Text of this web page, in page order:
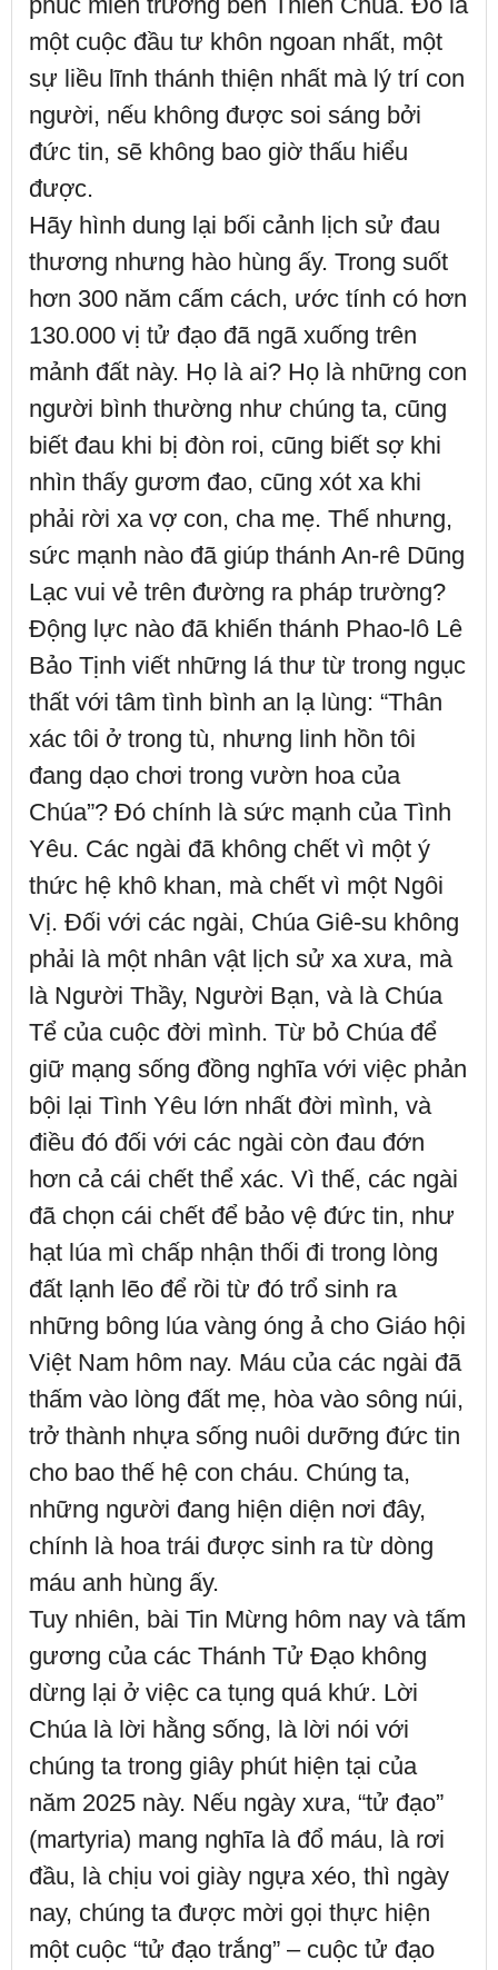
một cuộc đầu tư khôn ngoan nhất, một
sự liều lĩnh thánh thiện nhất mà lý trí con
người, nếu không được soi sáng bởi
đức tin, sẽ không bao giờ thấu hiểu
được.
Hãy hình dung lại bối cảnh lịch sử đau
thương nhưng hào hùng ấy. Trong suốt
hơn 300 năm cấm cách, ước tính có hơn
130.000 vị tử đạo đã ngã xuống trên
mảnh đất này. Họ là ai? Họ là những con
người bình thường như chúng ta, cũng
biết đau khi bị đòn roi, cũng biết sợ khi
nhìn thấy gươm đao, cũng xót xa khi
phải rời xa vợ con, cha mẹ. Thế nhưng,
sức mạnh nào đã giúp thánh An-rê Dũng
Lạc vui vẻ trên đường ra pháp trường?
Động lực nào đã khiến thánh Phao-lô Lê
Bảo Tịnh viết những lá thư từ trong ngục
thất với tâm tình bình an lạ lùng: “Thân
xác tôi ở trong tù, nhưng linh hồn tôi
đang dạo chơi trong vườn hoa của
Chúa”? Đó chính là sức mạnh của Tình
Yêu. Các ngài đã không chết vì một ý
thức hệ khô khan, mà chết vì một Ngôi
Vị. Đối với các ngài, Chúa Giê-su không
phải là một nhân vật lịch sử xa xưa, mà
là Người Thầy, Người Bạn, và là Chúa
Tể của cuộc đời mình. Từ bỏ Chúa để
giữ mạng sống đồng nghĩa với việc phản
bội lại Tình Yêu lớn nhất đời mình, và
điều đó đối với các ngài còn đau đớn
hơn cả cái chết thể xác. Vì thế, các ngài
đã chọn cái chết để bảo vệ đức tin, như
hạt lúa mì chấp nhận thối đi trong lòng
đất lạnh lẽo để rồi từ đó trổ sinh ra
những bông lúa vàng óng ả cho Giáo hội
Việt Nam hôm nay. Máu của các ngài đã
thấm vào lòng đất mẹ, hòa vào sông núi,
trở thành nhựa sống nuôi dưỡng đức tin
cho bao thế hệ con cháu. Chúng ta,
những người đang hiện diện nơi đây,
chính là hoa trái được sinh ra từ dòng
máu anh hùng ấy.
Tuy nhiên, bài Tin Mừng hôm nay và tấm
gương của các Thánh Tử Đạo không
dừng lại ở việc ca tụng quá khứ. Lời
Chúa là lời hằng sống, là lời nói với
chúng ta trong giây phút hiện tại của
năm 2025 này. Nếu ngày xưa, “tử đạo”
(martyria) mang nghĩa là đổ máu, là rơi
đầu, là chịu voi giày ngựa xéo, thì ngày
nay, chúng ta được mời gọi thực hiện
một cuộc “tử đạo trắng” – cuộc tử đạo